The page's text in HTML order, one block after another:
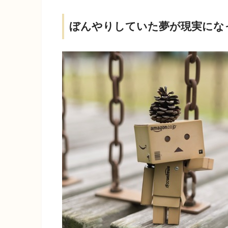
ぼんやりしていた夢が現実にな